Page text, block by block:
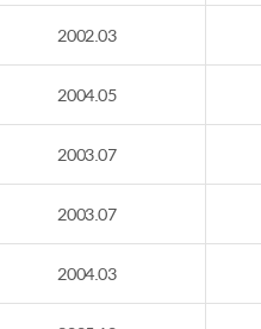
2002.03
2004.05
2003.07
2003.07
2004.03